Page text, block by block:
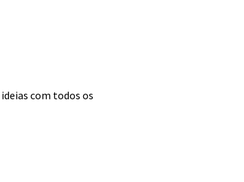
com todos os